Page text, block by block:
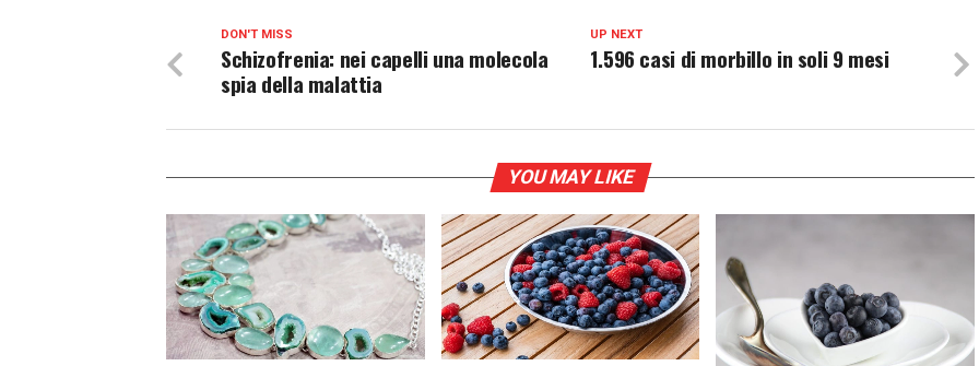
UP NEXT
1.596 casi di morbillo in soli 9 mesi
DON'T MISS
Schizofrenia: nei capelli una molecola
spia della malattia
YOU MAY LIKE